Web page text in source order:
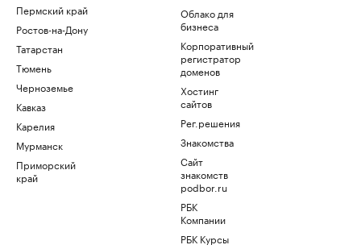
Пермский край
Ростов-на-Дону
Татарстан
Тюмень
Черноземье
Кавказ
Карелия
Мурманск
Приморский
край
Облако для
бизнеса
Корпоративный
регистратор
доменов
Хостинг
сайтов
Рег.решения
Знакомства
Сайт
знакомств
podbor.ru
РБК
Компании
РБК Курсы